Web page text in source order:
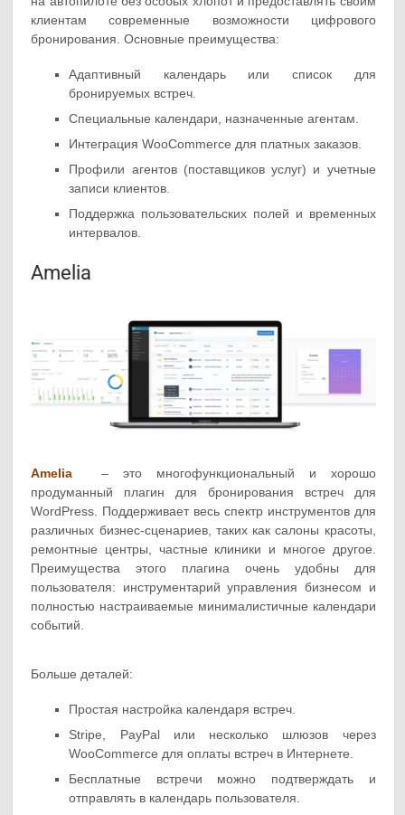
клиентам современные возможности цифрового
бронирования. Основные преимущества:
Адаптивный календарь или список для
бронируемых встреч.
Специальные календари, назначенные агентам.
Интеграция WooCommerce для платных заказов.
Профили агентов (поставщиков услуг) и учетные
записи клиентов.
Поддержка пользовательских полей и временных
интервалов.
Amelia
Amelia – это многофункциональный и хорошо
продуманный плагин для бронирования встреч для
WordPress. Поддерживает весь спектр инструментов для
различных бизнес-сценариев, таких как салоны красоты,
ремонтные центры, частные клиники и многое другое.
Преимущества этого плагина очень удобны для
пользователя: инструментарий управления бизнесом и
полностью настраиваемые минималистичные календари
событий.
Больше деталей:
Простая настройка календаря встреч.
Stripe, PayPal или несколько шлюзов через
WooCommerce для оплаты встреч в Интернете.
Бесплатные встречи можно подтверждать и
отправлять в календарь пользователя.